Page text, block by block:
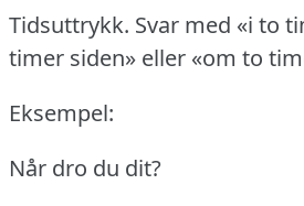
Tidsuttrykk. Svar med «i to
timer siden» eller «om to
Eksempel:
Når dro du dit?